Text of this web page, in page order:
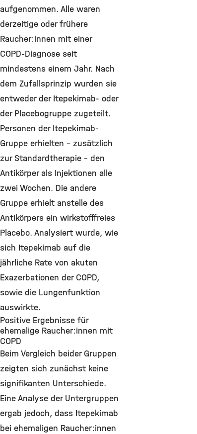
aufgenommen. Alle waren
derzeitige oder frühere
Raucher:innen mit einer
COPD-Diagnose seit
mindestens einem Jahr. Nach
dem Zufallsprinzip wurden sie
entweder der Itepekimab- oder
der Placebogruppe zugeteilt.
Personen der Itepekimab-
Gruppe erhielten – zusätzlich
zur Standardtherapie - den
Antikörper als Injektionen alle
zwei Wochen. Die andere
Gruppe erhielt anstelle des
Antikörpers ein wirkstofffreies
Placebo. Analysiert wurde, wie
sich Itepekimab auf die
jährliche Rate von akuten
Exazerbationen der COPD,
sowie die Lungenfunktion
auswirkte.
Positive Ergebnisse für
ehemalige Raucher:innen mit
COPD
Beim Vergleich beider Gruppen
zeigten sich zunächst keine
signifikanten Unterschiede.
Eine Analyse der Untergruppen
ergab jedoch, dass Itepekimab
bei ehemaligen Raucher:innen